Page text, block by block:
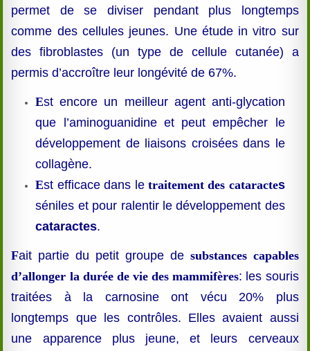
permet de se diviser pendant plus longtemps
comme des cellules jeunes. Une étude in vitro sur
des fibroblastes (un type de cellule cutanée) a
permis d’accroître leur longévité de 67%.
Est encore un meilleur agent anti-glycation
que l’aminoguanidine et peut empêcher le
développement de liaisons croisées dans le
collagène.
Est efficace dans le traitement des cataractes
séniles et pour ralentir le développement des
cataractes.
Fait partie du petit groupe de substances capables
d’allonger la durée de vie des mammifères: les souris
traitées à la carnosine ont vécu 20% plus
longtemps que les contrôles. Elles avaient aussi
une apparence plus jeune, et leurs cerveaux